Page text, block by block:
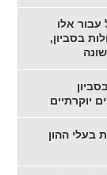
אלו
בסביון,
יוקרתיים
בעלי ההון